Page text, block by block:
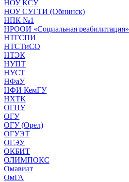
НОУ КСУ
НОУ СУГТИ (Обнинск)
НПК №1
НРООИ «Социальная реабилитация»
НТГСПИ
НТСТиСО
НТЭК
НУПТ
НУСТ
НФаУ
НФИ КемГУ
НХТК
ОГПУ
ОГУ
ОГУ (Орел)
ОГУЭТ
ОГЭУ
ОКБИТ
ОЛИМПОКС
Омавиат
ОмГА